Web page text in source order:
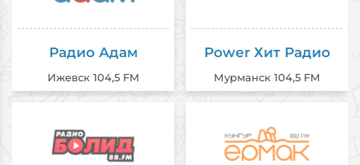
Радио Адам
Ижевск 104,5 FM
Power Хит Радио
Мурманск 104,5 FM